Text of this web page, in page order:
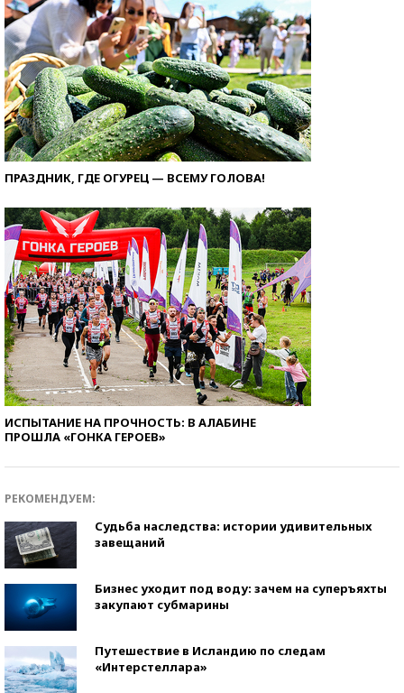
ПРАЗДНИК, ГДЕ ОГУРЕЦ — ВСЕМУ ГОЛОВА!
ИСПЫТАНИЕ НА ПРОЧНОСТЬ: В АЛАБИНЕ
ПРОШЛА «ГОНКА ГЕРОЕВ»
РЕКОМЕНДУЕМ:
Судьба наследства: истории удивительных
завещаний
Бизнес уходит под воду: зачем на суперъяхты
закупают субмарины
Путешествие в Исландию по следам
«Интерстеллара»